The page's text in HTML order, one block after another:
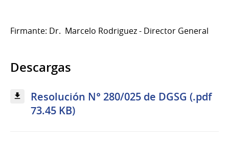
Firmante: Dr. Marcelo Rodriguez - Director General
Descargas
Resolución N° 280/025 de DGSG (.pdf
73.45 KB)